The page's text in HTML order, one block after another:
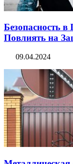
Безопасность
Повлиять на
09.04.2024